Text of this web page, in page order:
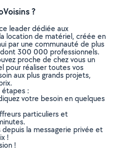
?
leader dédiée aux
location de matériel, créée en
par une communauté de plus
300 000 professionnels.
proche de chez vous un
pour réaliser toutes vos
aux plus grands projets,
étapes :
votre besoin en quelques
particuliers et
la messagerie privée et
!
!